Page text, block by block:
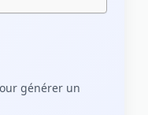
générer un